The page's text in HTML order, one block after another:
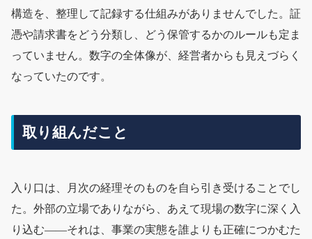
構造を、整理して記録する仕組みがありませんでした。証
憑や請求書をどう分類し、どう保管するかのルールも定ま
っていません。数字の全体像が、経営者からも見えづらく
なっていたのです。
取り組んだこと
入り口は、月次の経理そのものを自ら引き受けることでし
た。外部の立場でありながら、あえて現場の数字に深く入
り込む——それは、事業の実態を誰よりも正確につかむた